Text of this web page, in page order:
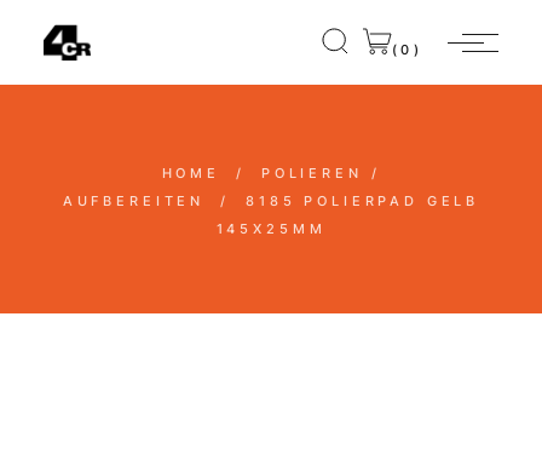
(0)
HOME
POLIEREN /
AUFBEREITEN
8185 POLIERPAD GELB
145X25MM